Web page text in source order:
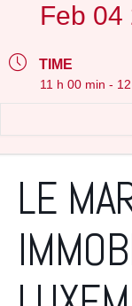
Feb 04
TIME
11 h 00 min -
LE